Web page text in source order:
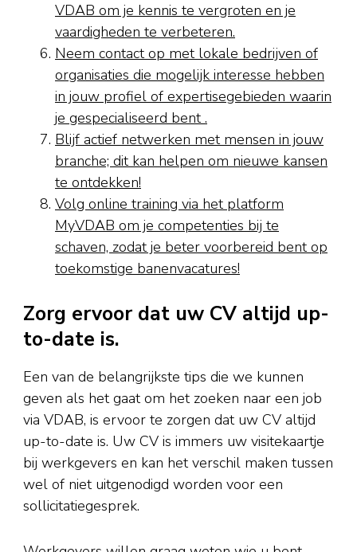
VDAB om je kennis te vergroten en je
vaardigheden te verbeteren.
Neem contact op met lokale bedrijven of
organisaties die mogelijk interesse hebben
in jouw profiel of expertisegebieden waarin
je gespecialiseerd bent .
Blijf actief netwerken met mensen in jouw
branche; dit kan helpen om nieuwe kansen
te ontdekken!
Volg online training via het platform
MyVDAB om je competenties bij te
schaven, zodat je beter voorbereid bent op
toekomstige banenvacatures!
Zorg ervoor dat uw CV altijd up-
to-date is.
Een van de belangrijkste tips die we kunnen
geven als het gaat om het zoeken naar een job
via VDAB, is ervoor te zorgen dat uw CV altijd
up-to-date is. Uw CV is immers uw visitekaartje
bij werkgevers en kan het verschil maken tussen
wel of niet uitgenodigd worden voor een
sollicitatiegesprek.